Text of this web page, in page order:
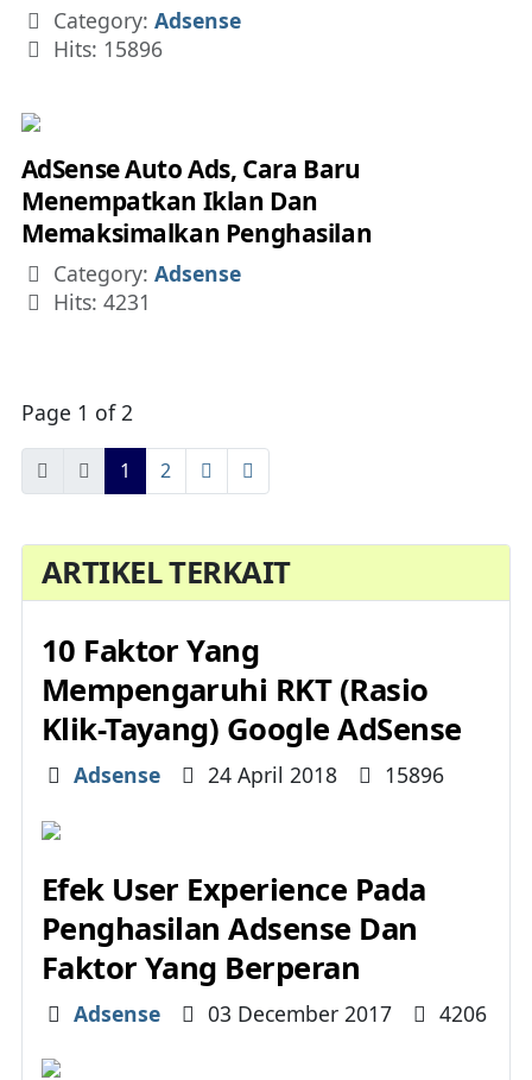
Details
Category: Adsense
Hits: 15896
AdSense Auto Ads, Cara Baru
Menempatkan Iklan Dan
Memaksimalkan Penghasilan
Details
Category: Adsense
Hits: 4231
Page 1 of 2
1 2
ARTIKEL TERKAIT
10 Faktor Yang
Mempengaruhi RKT (Rasio
Klik-Tayang) Google AdSense
Details
Adsense 24 April 2018 15896
Efek User Experience Pada
Penghasilan Adsense Dan
Faktor Yang Berperan
Details
Adsense 03 December 2017 4206